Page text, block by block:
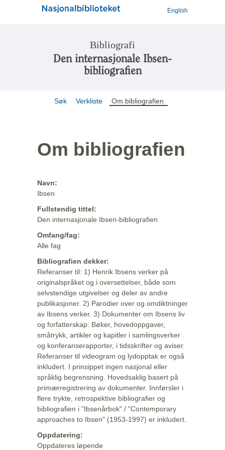
English
Bibliografi
Den internasjonale Ibsen-
bibliografien
Søk Verkliste Om bibliografien
Om bibliografien
Navn:
Ibsen
Fullstendig tittel:
Den internasjonale Ibsen-bibliografien
Omfang/fag:
Alle fag
Bibliografien dekker:
Referanser til: 1) Henrik Ibsens verker på
originalspråket og i oversettelser, både som
selvstendige utgivelser og deler av andre
publikasjoner. 2) Parodier over og omdiktninger
av Ibsens verker. 3) Dokumenter om Ibsens liv
og forfatterskap: Bøker, hovedoppgaver,
småtrykk, artikler og kapitler i samlingsverker
og konferanserapporter, i tidsskrifter og aviser.
Referanser til videogram og lydopptak er også
inkludert. I prinsippet ingen nasjonal eller
språklig begrensning. Hovedsaklig basert på
primærregistrering av dokumenter. Innførsler i
flere trykte, retrospektive bibliografier og
bibliografien i "Ibsenårbok" / "Contemporary
approaches to Ibsen" (1953-1997) er inkludert.
Oppdatering:
Oppdateres løpende